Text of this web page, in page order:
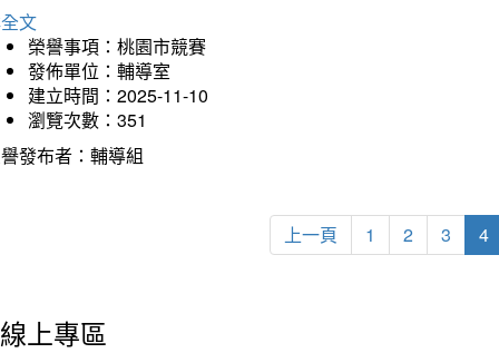
文
榮譽事項：桃園市競賽
發佈單位：輔導室
建立時間：2025-11-10
瀏覽次數：351
發布者：輔導組
上一頁 1 2 3 4
線上專區